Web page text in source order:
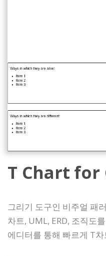
T Chart for
그리기 도구인 비주얼 패
차트, UML, ERD, 조직도
에디터를 통해 빠르게 T